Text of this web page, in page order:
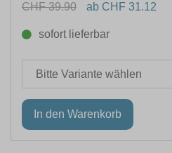
CHF 39.90
ab CHF 31.12
sofort lieferbar